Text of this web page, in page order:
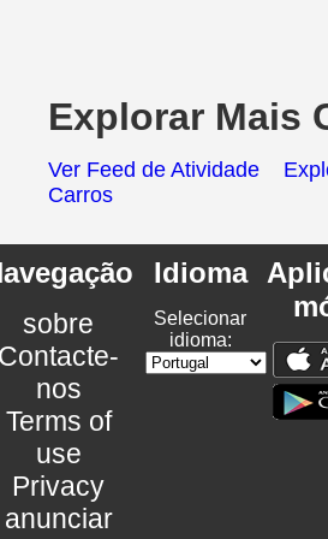
Explorar Mais
Ver Feed de Atividade
Carros
sobre
nos
Terms of
use
Privacy
anunciar
Idioma
Selecionar
idioma: